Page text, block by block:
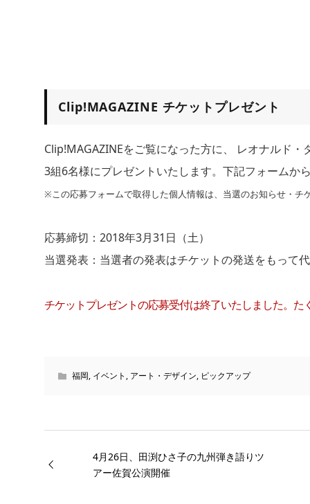
Clip!MAGAZINE チケットプレゼント
Clip!MAGAZINEをご覧になった方に、 レオナルド
3組6名様にプレゼントいたします。下記フォームか
※この応募フォームで取得した個人情報は、当選のお知らせ・チ
応募締切：2018年3月31日（土）
当選発表：当選者の発表はチケットの発送をもって
チケットプレゼントの応募受付は終了いたしました。
福岡, イベント , アート・デザイン, ピックアップ
4月26日、田渕ひさ子の九州弾き語りツ
アー佐賀公演開催